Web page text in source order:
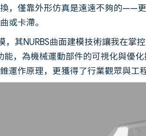
，僅靠外形仿真是遠遠不夠的——
或卡滯。
其NURBS曲面建模技術讓我在掌
，為機械運動部件的可視化與優
運作原理，更獲得了行業觀眾與工